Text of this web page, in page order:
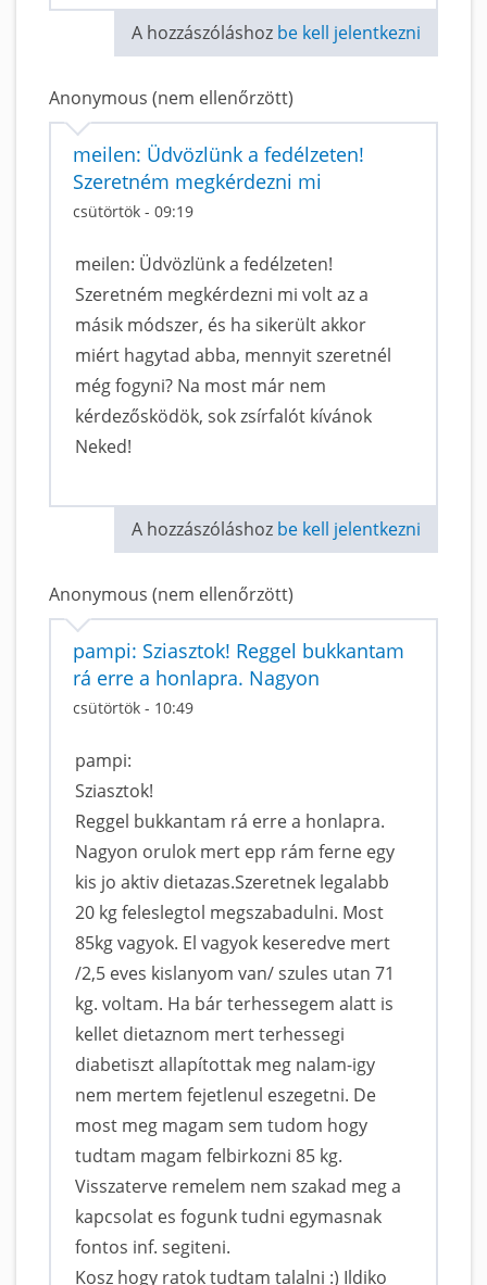
A hozzászóláshoz be kell jelentkezni
Anonymous (nem ellenőrzött)
meilen: Üdvözlünk a fedélzeten!
Szeretném megkérdezni mi
csütörtök - 09:19
meilen: Üdvözlünk a fedélzeten!
Szeretném megkérdezni mi volt az a
másik módszer, és ha sikerült akkor
miért hagytad abba, mennyit szeretnél
még fogyni? Na most már nem
kérdezősködök, sok zsírfalót kívánok
Neked!
A hozzászóláshoz be kell jelentkezni
Anonymous (nem ellenőrzött)
pampi: Sziasztok! Reggel bukkantam
rá erre a honlapra. Nagyon
csütörtök - 10:49
pampi:
Sziasztok!
Reggel bukkantam rá erre a honlapra.
Nagyon orulok mert epp rám ferne egy
kis jo aktiv dietazas.Szeretnek legalabb
20 kg feleslegtol megszabadulni. Most
85kg vagyok. El vagyok keseredve mert
/2,5 eves kislanyom van/ szules utan 71
kg. voltam. Ha bár terhessegem alatt is
kellet dietaznom mert terhessegi
diabetiszt allapítottak meg nalam-igy
nem mertem fejetlenul eszegetni. De
most meg magam sem tudom hogy
tudtam magam felbirkozni 85 kg.
Visszaterve remelem nem szakad meg a
kapcsolat es fogunk tudni egymasnak
fontos inf. segiteni.
Kosz hogy ratok tudtam talalni :) Ildiko